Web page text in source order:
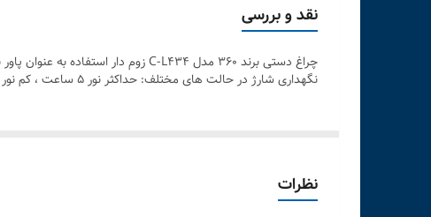
نور LED پرقدرت با برد بالا
چند حالت نوردهی (قوی، ضعیف، چشمک‌زن SOS)
قابلیت استفاده به عنوان چراغ مطالعه یا روشنایی اضطراری
نقد و بررسی
نگهداری شارژ در حالت های مختلف: حداکثر نور 5 ساعت ، کم نور 8 ساعت ، فلاشر 10 ساعت ضد ضربه تا ارتفاع 1 متر برد نوری 3000 متر باطری GH Li-ion 18650
نظرات